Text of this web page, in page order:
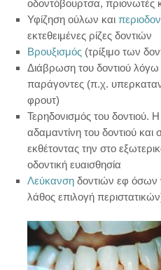
ΕΜΦΥΤΕΥΜΑΤΑ
ΟΨΕΙΣ ΠΟΡΣΕΛΑΝΗΣ
ΣΤΕΦΑΝΕΣ
ΓΕΦΥΡΕΣ
ΔΟΝΤΙΑ
ΟΔΟΝΤΙΚΗ ΠΛΑΚΑ
ΑΝΑΤΟΜΙΑ ΔΟΝΤΙΟΥ
οδοντόβουρτσα, πριονωτές
Υφίζηση ούλων και
εκτεθειμένες ρίζες δοντιών
Βρουξισμός (τρίξιμο των
Διάβρωση του δοντιού λόγω
παράγοντες (π.χ.
φρουτ)
Τερηδονισμός του δοντιού. Η
αδαμαντίνη του δοντιού και
εκθέτοντας την στο
οδοντική ευαισθησία
Λεύκανση δοντιών εφ όσων
λάθος επιλογή